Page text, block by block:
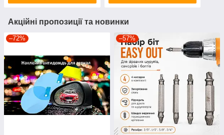
Акційні пропозиції та новинки
–72% –57%